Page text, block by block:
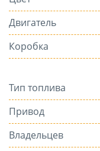
Двигатель
Коробка
Тип топлива
Привод
Владельцев